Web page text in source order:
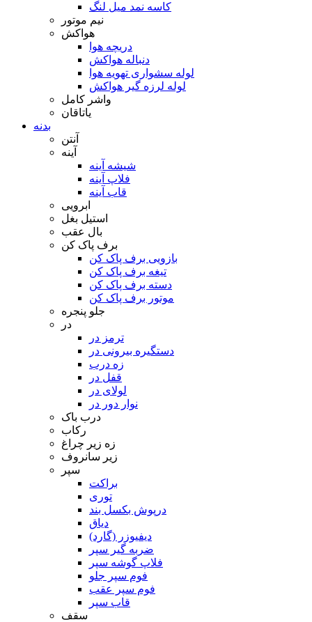
کاسه نمد میل لنگ
نیم موتور
هواکش
دریچه هوا
دنباله هواکش
لوله سشواری تهویه هوا
لوله لرزه گیر هواکش
واشر کامل
یاتاقان
بدنه
آنتن
آینه
شیشه آینه
فلاپ آینه
قاب آینه
ابرویی
استیل بغل
بال عقب
برف پاک کن
بازویی برف پاک کن
تیغه برف پاک کن
دسته برف پاک کن
موتور برف پاک کن
جلو پنجره
در
ترمز در
دستگیره بیرونی در
زه درب
قفل در
لولای در
نوار دور در
درب باک
رکاب
زه زیر چراغ
زیر سانروف
سپر
براکت
توری
درپوش بکسل بند
دیاق
دیفیوزر (گارد)
ضربه گیر سپر
فلاپ گوشه سپر
فوم سپر جلو
فوم سپر عقب
قاب سپر
سقف